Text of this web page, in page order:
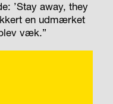
’Stay away, they
en udmærket
væk.”